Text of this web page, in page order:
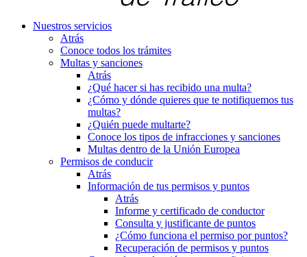
Nuestros servicios
Atrás
Conoce todos los trámites
Multas y sanciones
Atrás
¿Qué hacer si has recibido una multa?
¿Cómo y dónde quieres que te notifiquemos tus
multas?
¿Quién puede multarte?
Conoce los tipos de infracciones y sanciones
Multas dentro de la Unión Europea
Permisos de conducir
Atrás
Información de tus permisos y puntos
Atrás
Informe y certificado de conductor
Consulta y justificante de puntos
¿Cómo funciona el permiso por puntos?
Recuperación de permisos y puntos